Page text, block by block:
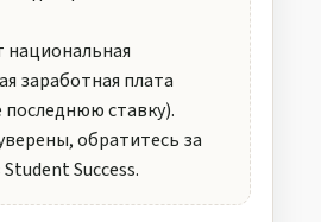
национальная
заработная плата
ставку).
обратитесь за
Success.